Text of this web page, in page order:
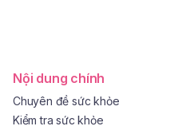
Nội dung chính
Chuyên đề sức khỏe
Kiểm tra sức khỏe